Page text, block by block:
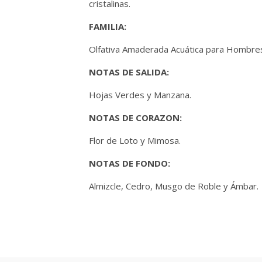
cristalinas.
FAMILIA:
Olfativa Amaderada Acuática para
NOTAS DE SALIDA:
Hojas Verdes y Manzana.
NOTAS DE CORAZON:
Flor de Loto y Mimosa.
NOTAS DE FONDO:
Almizcle, Cedro, Musgo de Roble y Ámbar.